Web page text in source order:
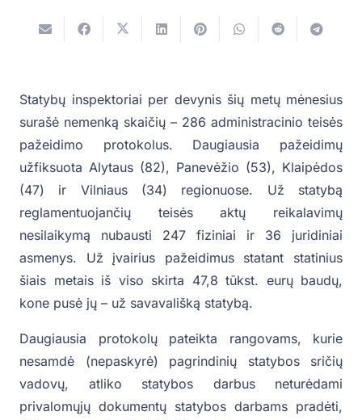
Statybų inspektoriai per devynis šių metų mėnesius
surašė nemenką skaičių – 286 administracinio teisės
pažeidimo protokolus. Daugiausia pažeidimų
užfiksuota Alytaus (82), Panevėžio (53), Klaipėdos
(47) ir Vilniaus (34) regionuose. Už statybą
reglamentuojančių teisės aktų reikalavimų
nesilaikymą nubausti 247 fiziniai ir 36 juridiniai
asmenys. Už įvairius pažeidimus statant statinius
šiais metais iš viso skirta 47,8 tūkst. eurų baudų,
kone pusė jų – už savavališką statybą.
Daugiausia protokolų pateikta rangovams, kurie
nesamdė (nepaskyrė) pagrindinių statybos sričių
vadovų, atliko statybos darbus neturėdami
privalomųjų dokumentų statybos darbams pradėti,